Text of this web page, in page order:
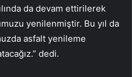
da devam ettirilerek
yenilenmiştir. Bu yıl da
asfalt yenileme
dedi.